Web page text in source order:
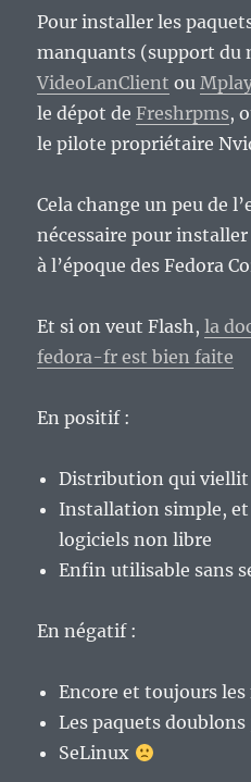
Pour installer les
manquants (support du
VideoLanClient ou
le dépot deFreshrpms,
le pilote propriétaire
Cela change un peu de
nécessaire pour
à l’époque des Fedora
Et si on veut Flash,la
fedora-fr est bien faite
En positif :
Distribution qui viellit
Installation simple,
logiciels non libre
Enfin utilisable sans
En négatif :
Encore et toujours
Les paquets
SeLinux